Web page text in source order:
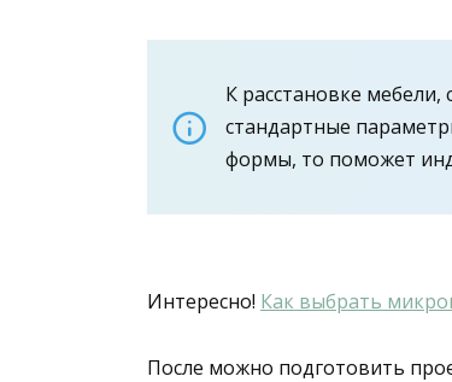
К расстановке мебели,
стандартные
формы, то поможет
Интересно! Как выбрать
После можно подготовить